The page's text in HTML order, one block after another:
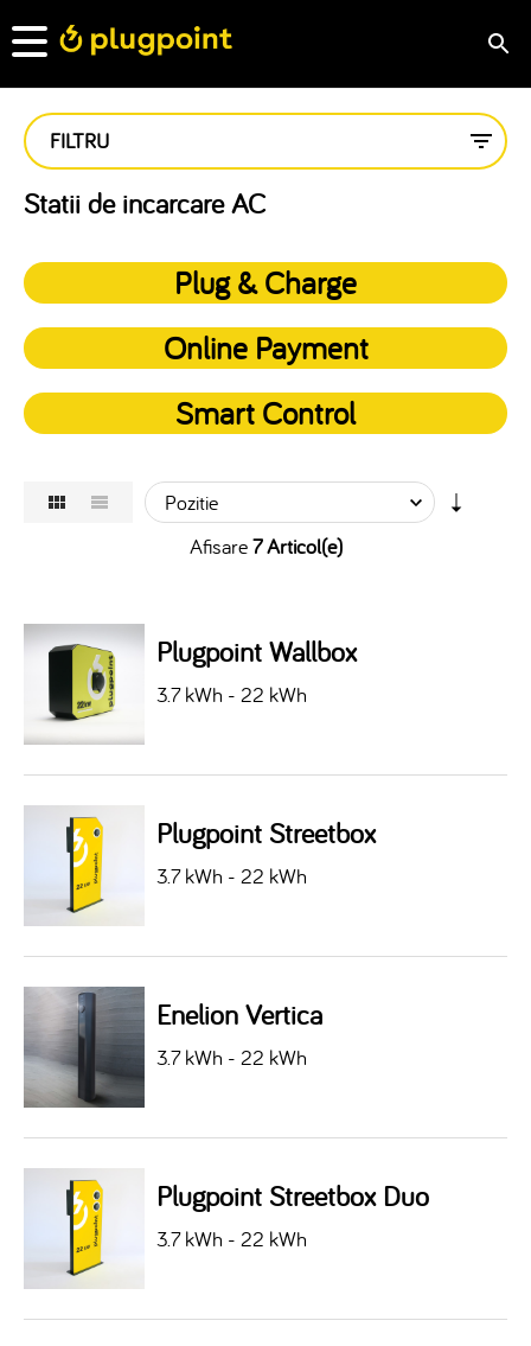
FILTRU
Statii de incarcare AC
Plug & Charge
Online Payment
Smart Control
Afisare7 Articol(e)
Plugpoint Wallbox
3.7 kWh - 22 kWh
Plugpoint Streetbox
3.7 kWh - 22 kWh
Enelion Vertica
3.7 kWh - 22 kWh
Plugpoint Streetbox Duo
3.7 kWh - 22 kWh